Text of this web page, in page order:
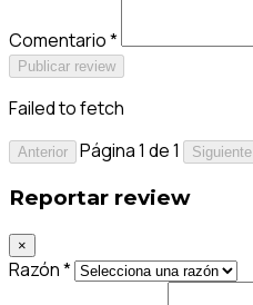
Comentario *
Publicar review
Failed to fetch
Anterior Página 1 de 1 Siguiente
Reportar review
×
Razón *